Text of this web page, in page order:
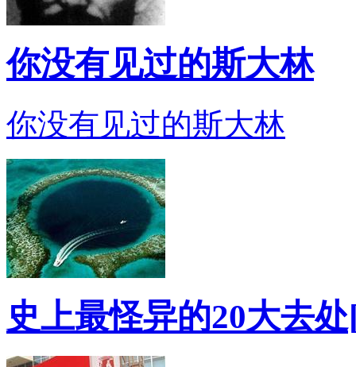
你没有见过的斯大林
你没有见过的斯大林
史上最怪异的20大去